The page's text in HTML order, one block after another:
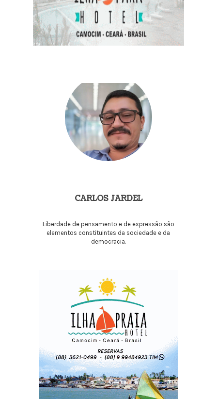
CARLOS JARDEL
Liberdade de pensamento e de expressão são
elementos constituintes da sociedade e da
democracia.